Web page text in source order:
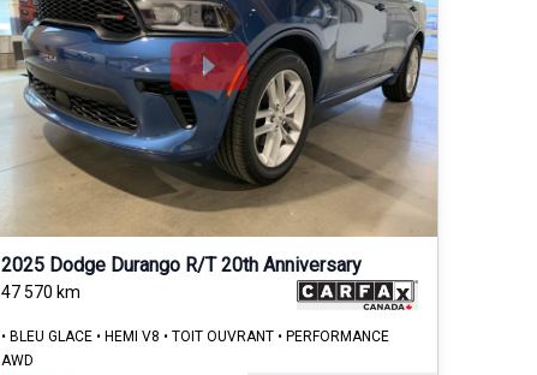
2025 Dodge Durango R/T 20th Anniversary
47 570 km
• BLEU GLACE • HEMI V8 • TOIT OUVRANT • PERFORMANCE
AWD